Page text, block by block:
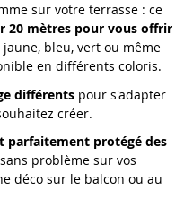
sur votre terrasse : ce
20 mètres pour vous offrir
jaune, bleu, vert ou même
en différents coloris.
différents pour s'adapter
créer.
parfaitement protégé des
problème sur vos
déco sur le balcon ou au